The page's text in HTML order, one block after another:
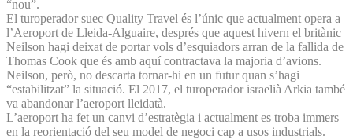
“nou”.
El turoperador suec Quality Travel és l’únic que actualment opera a
l’Aeroport de Lleida-Alguaire, després que aquest hivern el britànic
Neilson hagi deixat de portar vols d’esquiadors arran de la fallida de
Thomas Cook que és amb aquí contractava la majoria d’avions.
Neilson, però, no descarta tornar-hi en un futur quan s’hagi
“estabilitzat” la situació. El 2017, el turoperador israelià Arkia també
va abandonar l’aeroport lleidatà.
L’aeroport ha fet un canvi d’estratègia i actualment es troba immers
en la reorientació del seu model de negoci cap a usos industrials.